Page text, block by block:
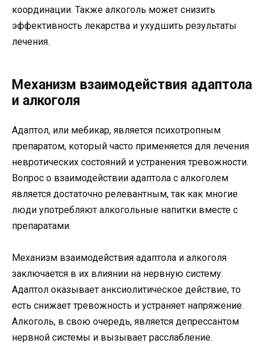
координации. Также алкоголь может снизить
эффективность лекарства и ухудшить результаты
лечения.
Механизм взаимодействия адаптола
и алкоголя
Адаптол, или мебикар, является психотропным
препаратом, который часто применяется для лечения
невротических состояний и устранения тревожности.
Вопрос о взаимодействии адаптола с алкоголем
является достаточно релевантным, так как многие
люди употребляют алкогольные напитки вместе с
препаратами.
Механизм взаимодействия адаптола и алкоголя
заключается в их влиянии на нервную систему.
Адаптол оказывает анксиолитическое действие, то
есть снижает тревожность и устраняет напряжение.
Алкоголь, в свою очередь, является депрессантом
нервной системы и вызывает расслабление.